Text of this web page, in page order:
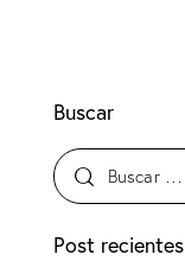
Buscar
Post recientes